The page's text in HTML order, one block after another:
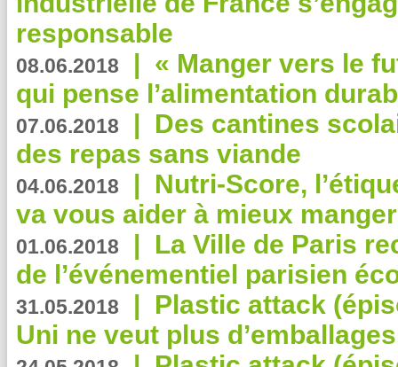
responsable
08.06.2018 | « Manger vers le
qui pense l’alimentation
07.06.2018 | Des cantines
des repas sans viande
04.06.2018 | Nutri-Score,
va vous aider à mieux
01.06.2018 | La Ville de Paris
de l’événementiel parisien
31.05.2018 | Plastic attack
Uni ne veut plus